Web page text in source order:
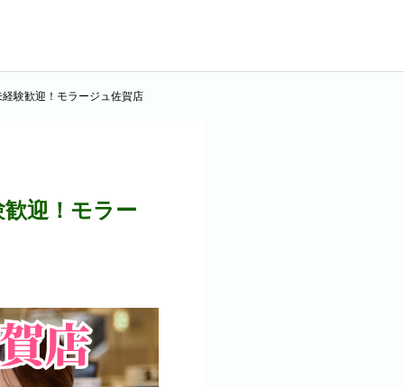
験歓迎！モラージュ佐賀店
迎！モラー